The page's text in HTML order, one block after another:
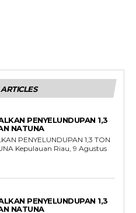
PENYELUNDUPAN 1,3
NATUNA
PENYELUNDUPAN 1,3 TON
Kepulauan Riau, 9 Agustus
PENYELUNDUPAN 1,3
NATUNA